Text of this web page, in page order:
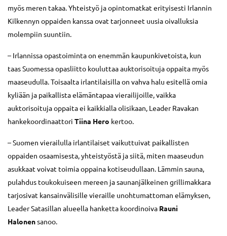
myös meren takaa. Yhteistyö ja opintomatkat erityisesti Irlannin
Kilkennyn oppaiden kanssa ovat tarjonneet uusia oivalluksia
molempiin suuntiin.
– Irlannissa opastoiminta on enemmän kaupunkivetoista, kun
taas Suomessa opasliitto kouluttaa auktorisoituja oppaita myös
maaseudulla. Toisaalta irlantilaisilla on vahva halu esitellä omia
kyliään ja paikallista elämäntapaa vierailijoille, vaikka
auktorisoituja oppaita ei kaikkialla olisikaan, Leader Ravakan
hankekoordinaattori Tiina Hero kertoo.
– Suomen vierailulla irlantilaiset vaikuttuivat paikallisten
oppaiden osaamisesta, yhteistyöstä ja siitä, miten maaseudun
asukkaat voivat toimia oppaina kotiseudullaan. Lämmin sauna,
pulahdus toukokuiseen mereen ja saunanjälkeinen grillimakkara
tarjosivat kansainvälisille vieraille unohtumattoman elämyksen,
Leader Satasillan alueella hanketta koordinoiva Rauni
Halonensanoo.